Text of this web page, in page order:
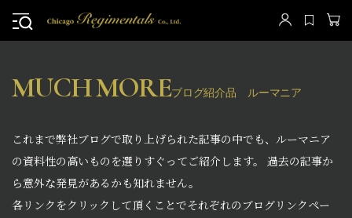
MUCH MOREブログ紹介品 ルーマニア
これまで弊社ブログで取り上げられた記事の中でも、ルーマニア
の資料性の高いものを選りすぐってご紹介します。 過去の記事か
ら意外な発見があるかも知れません。
各リンクをクリックして頂くことでそれぞれのブログリンクペー